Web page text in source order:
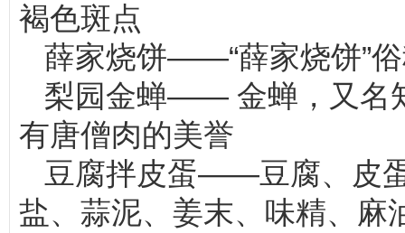
褐色斑点
薛家烧饼——“薛家烧饼”俗
梨园金蝉—— 金蝉，又名
有唐僧肉的美誉
豆腐拌皮蛋——豆腐、皮
盐、蒜泥、姜末、味精、麻